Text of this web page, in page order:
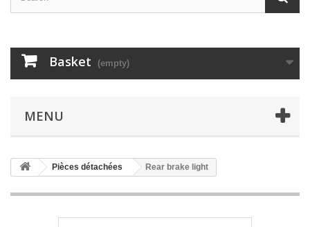
Basket (empty)
MENU
Pièces détachées Rear brake light